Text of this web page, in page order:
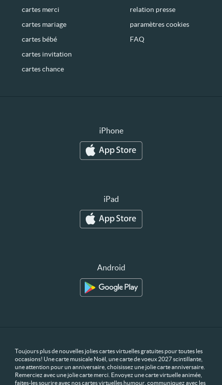
cartes merci
cartes mariage
cartes bébé
cartes invitation
cartes chance
relation presse
paramètres cookies
FAQ
iPhone
iPad
Android
Toujours plus de nouvelles jolies cartes virtuelles gratuites pour toutes les
occasions! Une carte musicale Noël, une carte de voeux 2027 scintillante,
une attention pour un anniversaire, choisissez une jolie carte anniversaire.
Remerciez avec une jolie carte merci. Envoyez une carte virtuelle animée,
faites-les sourire avec nos cartes virtuelles humour, communiquez avec les